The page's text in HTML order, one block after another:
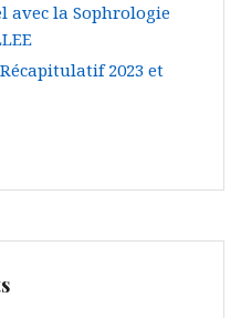
avec la Sophrologie
2023 et